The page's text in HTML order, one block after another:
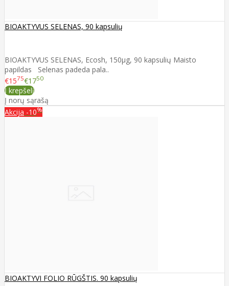
BIOAKTYVUS SELENAS, 90 kapsulių
BIOAKTYVUS SELENAS, Ecosh, 150μg, 90 kapsulių Maisto
papildas Selenas padeda pala..
€1575€1750
Į krepšelį
Į norų sąrašą
Akcija -10%
BIOAKTYVI FOLIO RŪGŠTIS. 90 kapsulių